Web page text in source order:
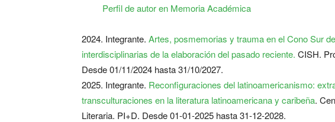
Perfil de autor en Memoria Académica
2024. Integrante. Artes, posmemorias y trauma en el Cono Sur
interdisciplinarias de la elaboración del pasado reciente. CISH.
Desde 01/11/2024 hasta 31/10/2027.
2025. Integrante. Reconfiguraciones del latinoamericanismo:
transculturaciones en la literatura latinoamericana y caribeña.
Literaria. PI+D. Desde 01-01-2025 hasta 31-12-2028.